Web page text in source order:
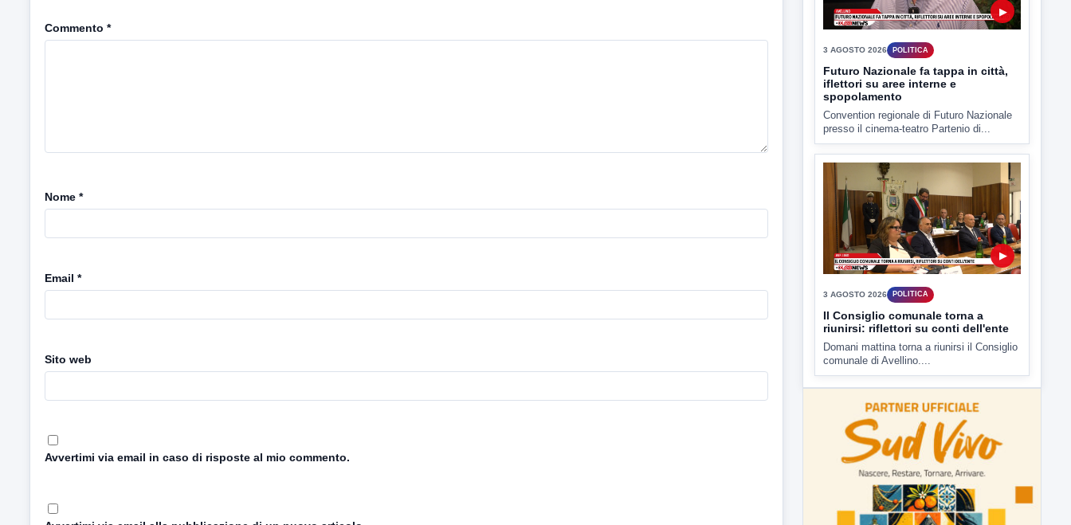
Commento *
Nome *
Email *
Sito web
Avvertimi via email in caso di risposte al mio commento.
presso il cinema-teatro Partenio di...
3 AGOSTO 2026
Il Consiglio comunale torna a
riunirsi: riflettori su conti dell'ente
Domani mattina torna a riunirsi il Consiglio
comunale di Avellino....